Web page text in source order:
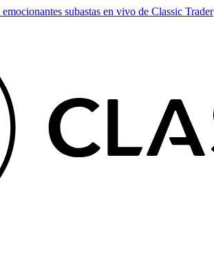
subastas en vivo de Classic Trader